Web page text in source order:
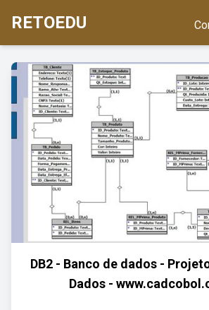
RETOEDU
DB2 - Banco de dados -
Dados -